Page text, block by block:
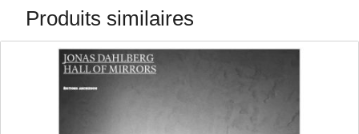
Produits similaires